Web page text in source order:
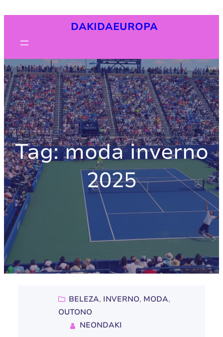
conteúdo
DAKIDAEUROPA
Tag:moda inverno
2025
BELEZA, INVERNO, MODA
OUTONO
NEONDAKI